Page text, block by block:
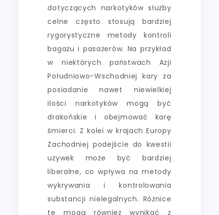
dotyczących narkotyków służby
celne często stosują bardziej
rygorystyczne metody kontroli
bagażu i pasażerów. Na przykład
w niektórych państwach Azji
Południowo-Wschodniej kary za
posiadanie nawet niewielkiej
ilości narkotyków mogą być
drakońskie i obejmować karę
śmierci. Z kolei w krajach Europy
Zachodniej podejście do kwestii
używek może być bardziej
liberalne, co wpływa na metody
wykrywania i kontrolowania
substancji nielegalnych. Różnice
te mogą również wynikać z